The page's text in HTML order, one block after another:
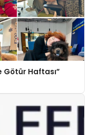
Götür Haftası”